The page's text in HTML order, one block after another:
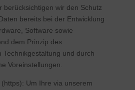
berücksichtigen wir den Schutz
bereits bei der Entwicklung
Software sowie
dem Prinzip des
Technikgestaltung und durch
Voreinstellungen.
Um Ihre via unserem